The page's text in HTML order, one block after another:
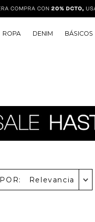
ROPA DENIM BÁSICOS
Relevancia